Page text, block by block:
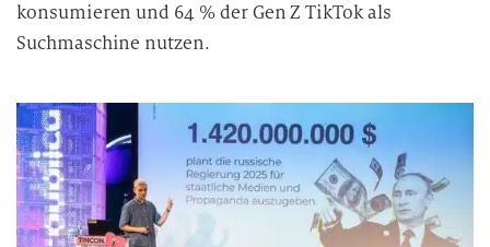
konsumieren und 64 % der Gen Z TikTok als
Suchmaschine nutzen.